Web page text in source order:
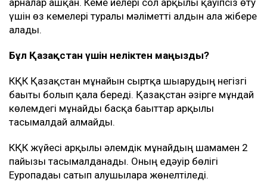
арналар ашқан. Кеме иелері сол арқылы қауіпсіз өту
үшін өз кемелері туралы мәліметті алдын ала жібере
алады.
Бұл Қазақстан үшін неліктен маңызды?
КҚК Қазақстан мұнайын сыртқа шығарудың негізгі
бағыты болып қала береді. Қазақстан әзірге мұндай
көлемдегі мұнайды басқа бағыттар арқылы
тасымалдай алмайды.
КҚК жүйесі арқылы әлемдік мұнайдың шамамен 2
пайызы тасымалданады. Оның едәуір бөлігі
Еуропадағы сатып алушыларға жөнелтіледі.